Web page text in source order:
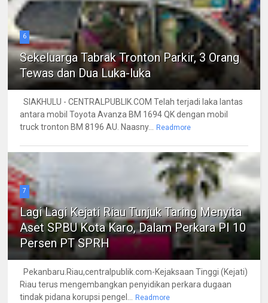
6
Sekeluarga Tabrak Tronton Parkir, 3 Orang
Tewas dan Dua Luka-luka
SIAKHULU - CENTRALPUBLIK.COM Telah terjadi laka lantas
antara mobil Toyota Avanza BM 1694 QK dengan mobil
truck tronton BM 8196 AU. Naasny...
Readmore
7
Lagi Lagi Kejati Riau Tunjuk Taring Menyita
Aset SPBU Kota Karo, Dalam Perkara PI 10
Persen PT SPRH
Pekanbaru.Riau,centralpublik.com-Kejaksaan Tinggi (Kejati)
Riau terus mengembangkan penyidikan perkara dugaan
tindak pidana korupsi pengel...
Readmore